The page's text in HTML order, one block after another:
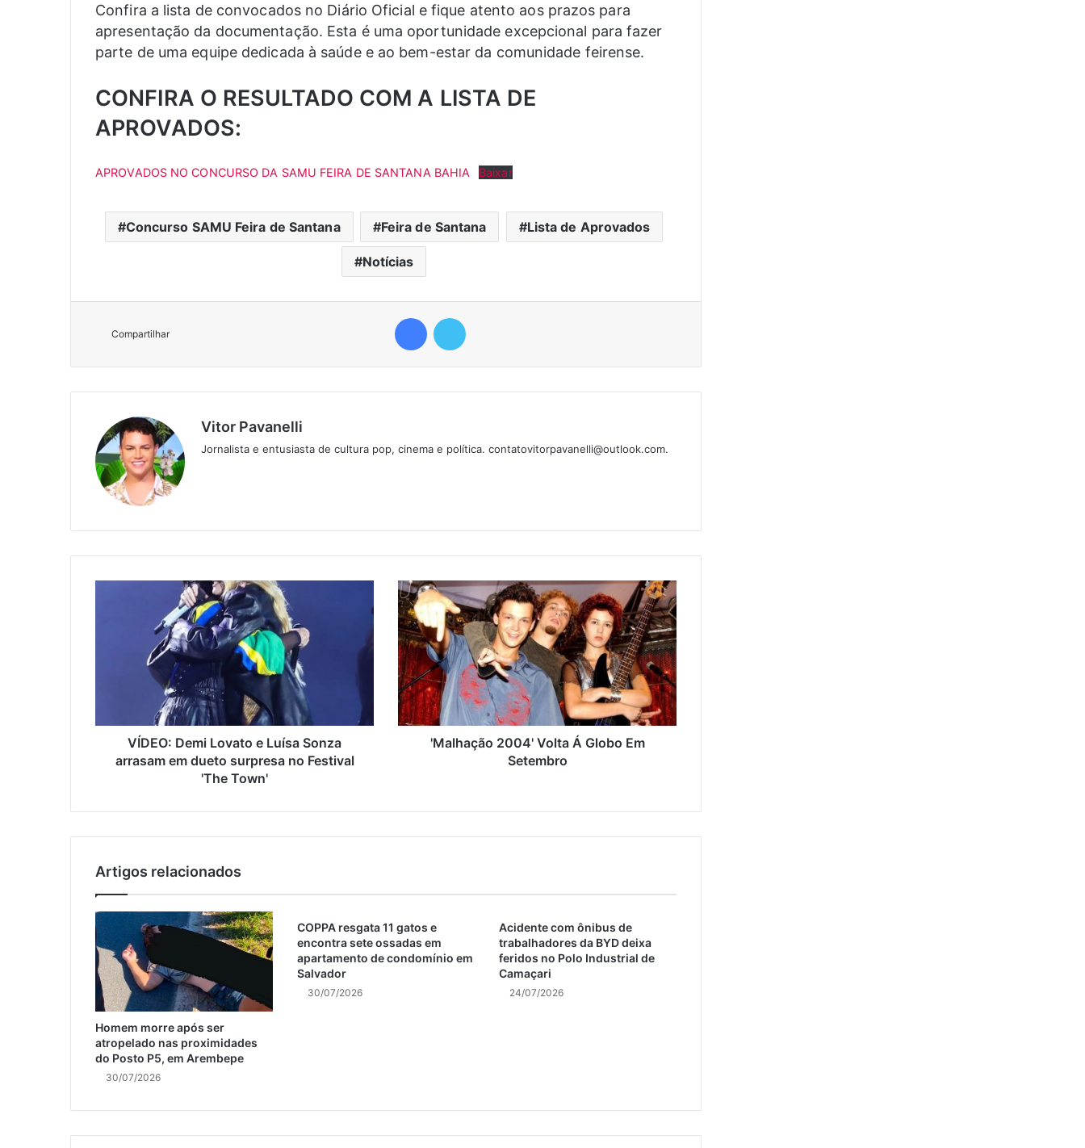
Confira a lista de convocados no Diário Oficial e fique atento aos prazos para
apresentação da documentação. Esta é uma oportunidade excepcional para fazer
parte de uma equipe dedicada à saúde e ao bem-estar da comunidade feirense.
CONFIRA O RESULTADO COM A LISTA DE
APROVADOS:
APROVADOS NO CONCURSO DA SAMU FEIRA DE SANTANA BAHIA Baixar
Concurso SAMU Feira de Santana Feira de Santana Lista de Aprovados
Notícias
Compartilhar
Facebook
Vitor Pavanelli
Jornalista e entusiasta de cultura pop, cinema e política. contatovitorpavanelli@outlook.com.
VÍDEO: Demi Lovato e Luísa Sonza
arrasam em dueto surpresa no Festival
'The Town'
'Malhação 2004' Volta Á Globo Em
Setembro
Artigos relacionados
Homem morre após ser
atropelado nas proximidades
do Posto P5, em Arembepe
30/07/2026
COPPA resgata 11 gatos e
encontra sete ossadas em
apartamento de condomínio em
Salvador
30/07/2026
Acidente com ônibus de
trabalhadores da BYD deixa
feridos no Polo Industrial de
Camaçari
24/07/2026